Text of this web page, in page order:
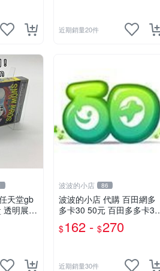
近期銷量20件
天堂gb
透明展示
保護
波波的小店 86
波波的小店 代購 百田網多
多卡30 50元 百田多多卡30
50奧幣(奧比島 奧拉星 龍鬥
士 奧奇傳說 奧雅之光 奧義
$162 - $270
近期銷量30件